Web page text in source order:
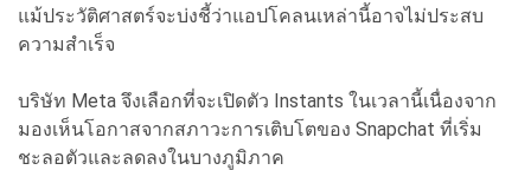
แม้ประวัติศาสตร์จะบ่งชี้ว่าแอปโคลนเหล่านี้อาจไม่ประสบ
ความสำเร็จ
บริษัท Meta จึงเลือกที่จะเปิดตัว Instants ในเวลานี้เนื่องจาก
มองเห็นโอกาสจากสภาวะการเติบโตของ Snapchat ที่เริ่ม
ชะลอตัวและลดลงในบางภูมิภาค